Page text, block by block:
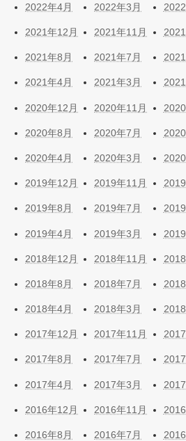
2022年4月 2022年3月
2021年12月 2021年11月
2021年8月 2021年7月
2021年4月 2021年3月
2020年12月 2020年11月
2020年8月 2020年7月
2020年4月 2020年3月
2019年12月 2019年11月
2019年8月 2019年7月
2019年4月 2019年3月
2018年12月 2018年11月
2018年8月 2018年7月
2018年4月 2018年3月
2017年12月 2017年11月
2017年8月 2017年7月
2017年4月 2017年3月
2016年12月 2016年11月
2016年8月 2016年7月